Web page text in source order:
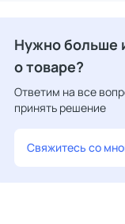
Нужно больше
о товаре?
Ответим на все
принять решение
Свяжитесь со